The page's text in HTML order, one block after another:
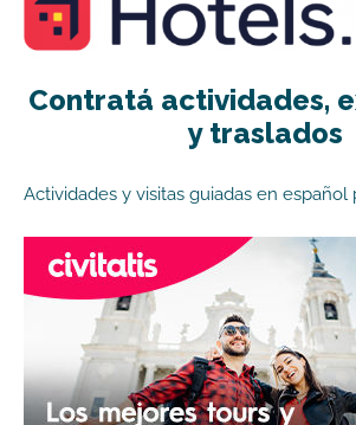
Contratá actividades,
y traslados
Actividades y visitas guiadas en